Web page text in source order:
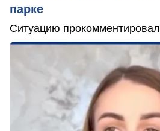
парке
Ситуацию